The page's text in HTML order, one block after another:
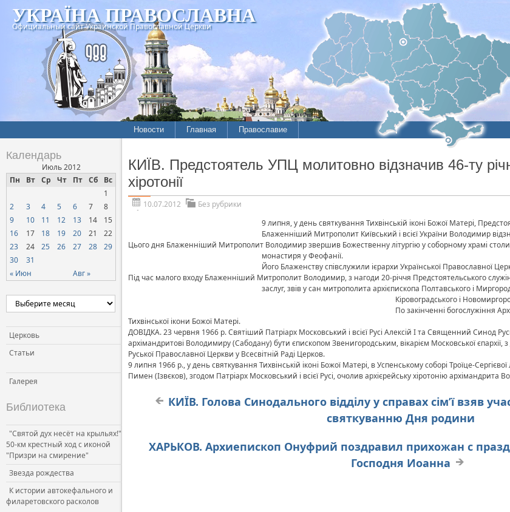
УКРАЇНА ПРАВОСЛАВНА
Официальный сайт Украинской Православной Церкви
Новости Главная Православие
Календарь
Июль 2012
Пн
Вт Ср Чт Пт Сб Вс
« Июн Авг »
1
2
3 4 5 6 7
8
9
10 11 12 13 14
15
16
17 18 19 20 21
22
23
24 25 26 27 28
29
30
31
Церковь
Статьи
Галерея
Библиотека
"Святой дух несёт на крыльях!"
50-км крестный ход с иконой
"Призри на смирение"
Звезда рождества
К истории автокефального и
филаретовского расколов
КИЇВ. Предстоятель УПЦ молитовно відзначив 46-ту
хіротонії
10.07.2012
Без рубрики
9 липня, у день святкування Тихвінській іконі Божої Матері,
Блаженніший Митрополит Київський і всієї України Володимир
Цього дня Блаженніший Митрополит Володимир звершив Божественну літургію у соборному храмі
монастиря у Феофанії.
Його Блаженству співслужили ієрархи Української Православної
Під час малого входу Блаженніший Митрополит Володимир, з нагоди 20-річчя Предстоятельського
заслуг, звіву сан митрополита архієпископа Полтавського і
Кіровоградського і
По закінченні богослужіння
Тихвінської ікони Божої Матері.
ДОВІДКА. 23 червня 1966 р. Святіший Патріарх Московський і всієї Русі Алексій I та Священний Синод
архімандритові Володимиру (Сабодану) бути єпископом Звенигородським, вікарієм Московської
Руської Православної Церкви у Всесвітній Раді Церков.
9 липня 1966 р., у день святкування Тихвінській іконі Божої Матері, в Успенському соборі Троїце-
Пимен (Ізвєков), згодом Патріарх Московський і всієї Русі, очолив архієрейську хіротонію
КИЇВ. Голова Синодального відділу у справах сім’ї взяв
святкуванню Дня родини
ХАРЬКОВ. Архиепископ Онуфрий поздравил прихожан с
Господня Иоанна